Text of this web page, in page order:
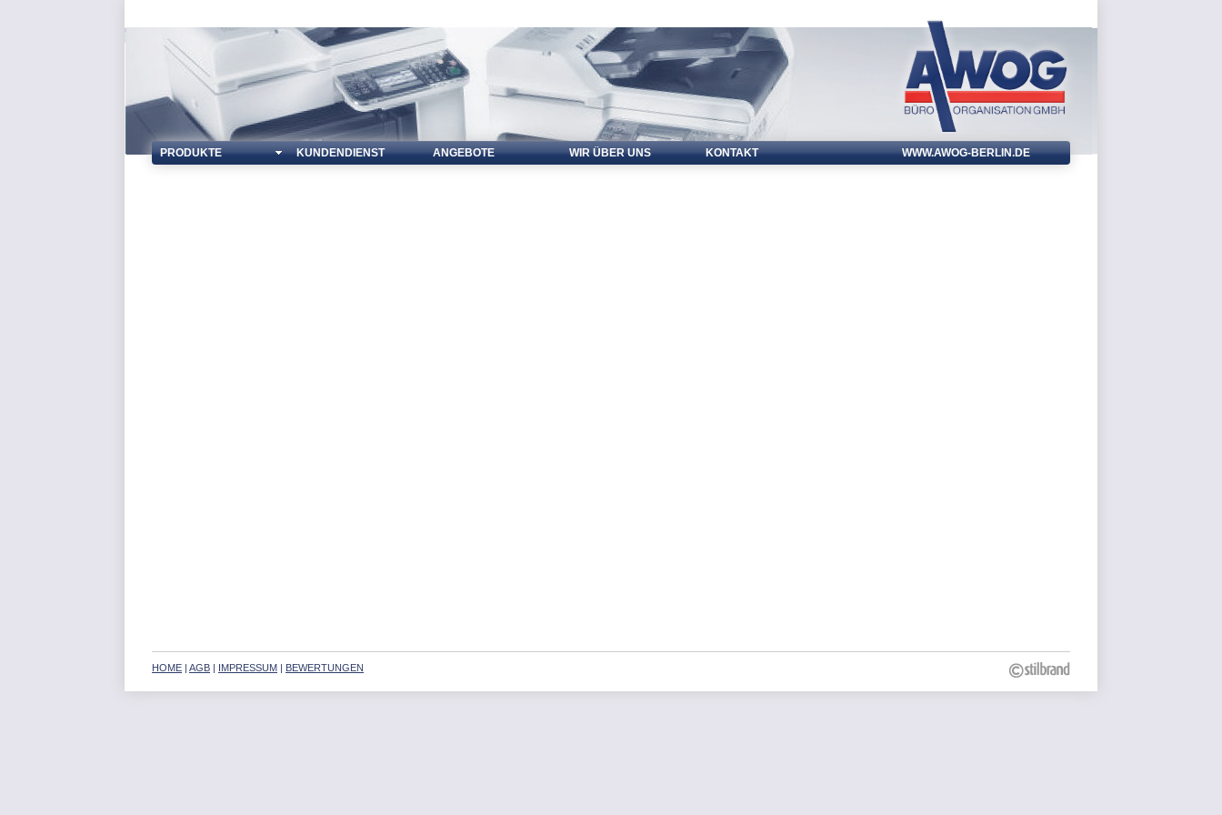
PRODUKTE KUNDENDIENST ANGEBOTE WIR ÜBER UNS KONTAKT WWW.AWOG-BERLIN.DE
HOME | AGB | IMPRESSUM | BEWERTUNGEN